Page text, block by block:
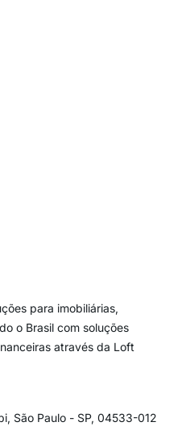
para imobiliárias,
o Brasil com soluções
através da Loft
São Paulo - SP, 04533-012